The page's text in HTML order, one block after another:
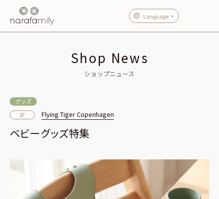
Language
Shop News
ショップニュース
グッズ
2F
Flying Tiger Copenhagen
ベビーグッズ特集